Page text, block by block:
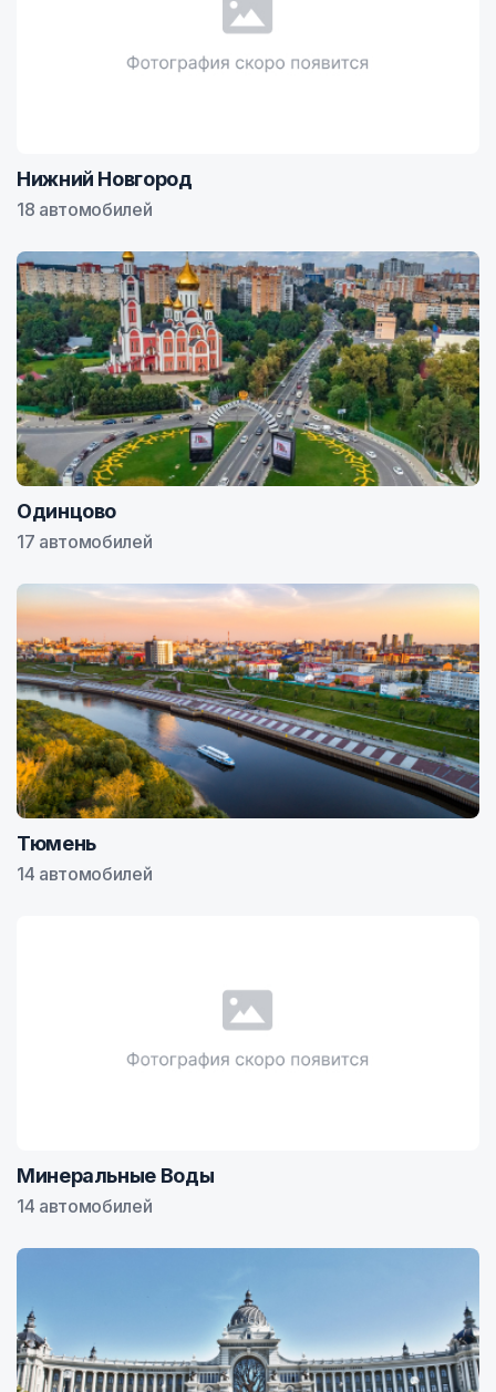
Нижний Новгород
18 автомобилей
Одинцово
17 автомобилей
Тюмень
14 автомобилей
Минеральные Воды
14 автомобилей